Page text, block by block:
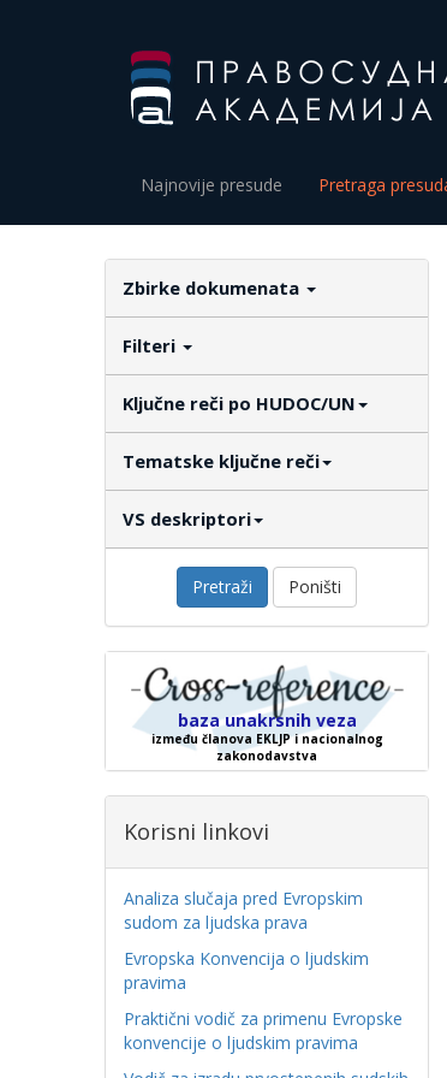
Najnovije presude Pretraga
Zbirke dokumenata
Filteri
Ključne reči po HUDOC/UN
Tematske ključne reči
VS deskriptori
Pretraži Poništi
baza unakrsnih veza
između članova EKLJP i nacionalnog
zakonodavstva
Korisni linkovi
Analiza slučaja pred Evropskim
sudom za ljudska prava
Evropska Konvencija o ljudskim
pravima
Praktični vodič za primenu Evropske
konvencije o ljudskim pravima